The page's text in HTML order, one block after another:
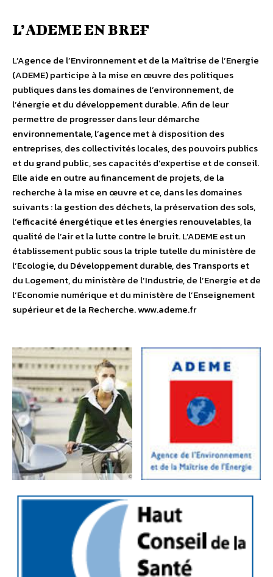
L’ADEME EN BREF
L’Agence de l’Environnement et de la Maîtrise de l’Energie
(ADEME) participe à la mise en œuvre des politiques
publiques dans les domaines de l’environnement, de
l’énergie et du développement durable. Afin de leur
permettre de progresser dans leur démarche
environnementale, l’agence met à disposition des
entreprises, des collectivités locales, des pouvoirs publics
et du grand public, ses capacités d’expertise et de conseil.
Elle aide en outre au financement de projets, de la
recherche à la mise en œuvre et ce, dans les domaines
suivants : la gestion des déchets, la préservation des sols,
l’efficacité énergétique et les énergies renouvelables, la
qualité de l’air et la lutte contre le bruit. L’ADEME est un
établissement public sous la triple tutelle du ministère de
l’Ecologie, du Développement durable, des Transports et
du Logement, du ministère de l’Industrie, de l’Energie et de
l’Economie numérique et du ministère de l’Enseignement
supérieur et de la Recherche. www.ademe.fr